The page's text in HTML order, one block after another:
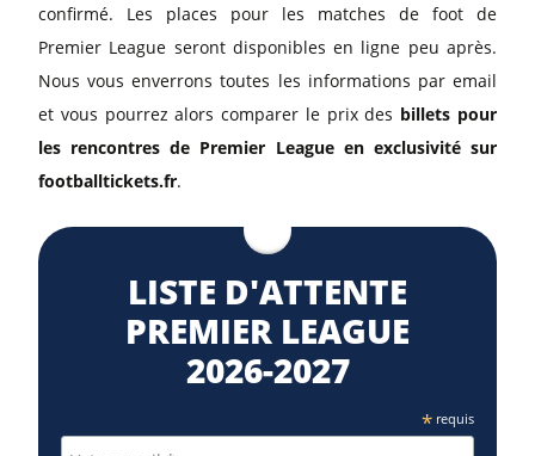
confirmé. Les places pour les matches de foot de
Premier League seront disponibles en ligne peu après.
Nous vous enverrons toutes les informations par email
et vous pourrez alors comparer le prix des billets pour
les rencontres de Premier League en exclusivité sur
footballtickets.fr.
LISTE D'ATTENTE
PREMIER LEAGUE
2026-2027
*requis